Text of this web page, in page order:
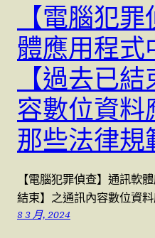
【電腦犯
體應用程式
【過去已
容數位資料
那些法律規
【電腦犯罪偵查】通訊軟
結束】之通訊內容數位資
8 3 月, 2024